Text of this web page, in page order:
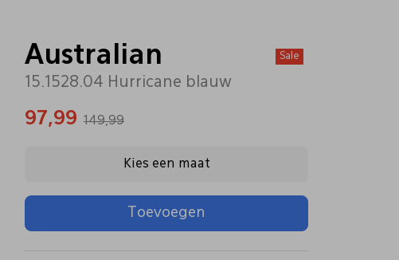
Australian
15.1528.04 Hurricane blauw
Sale
97,99 149,99
Kies een maat
Toevoegen